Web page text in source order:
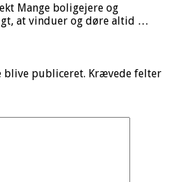
Mange boligejere og
at vinduer og døre altid …
blive publiceret. Krævede felter